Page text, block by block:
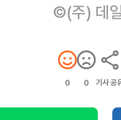
©(주) 데
0 0 기사 공